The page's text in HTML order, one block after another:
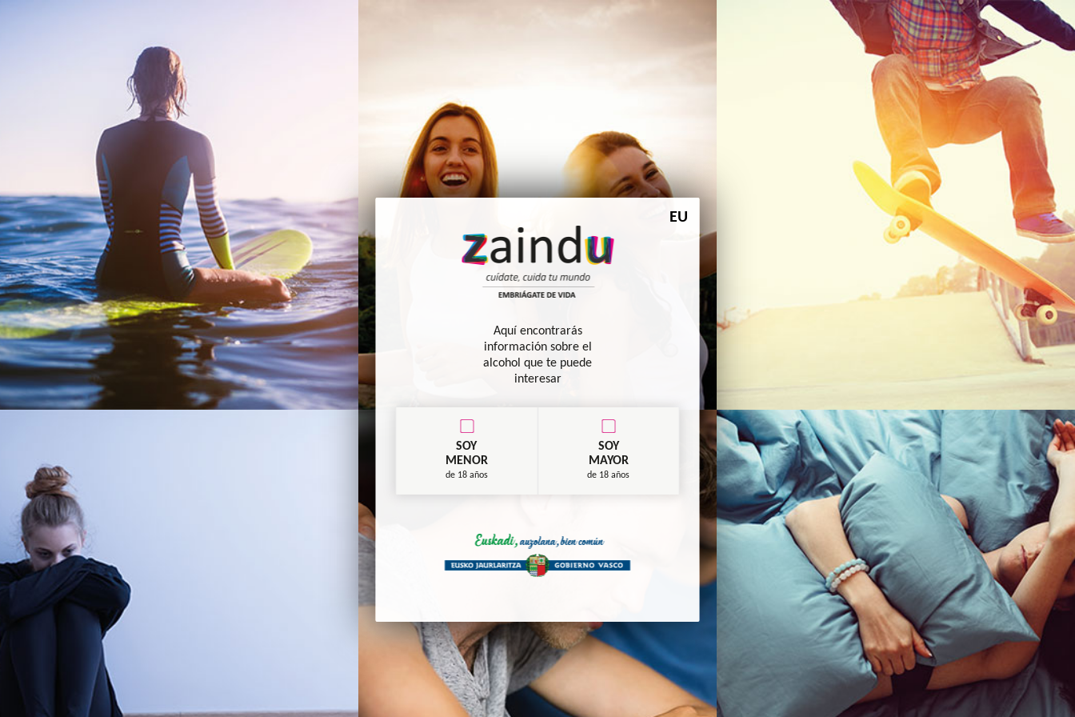
EU
Zaindu. Cuídate, Cuida tu
mundo. Embriágate de vida
Aquí encontrarás
información sobre el
alcohol que te puede
interesar
SOY
MENOR
de 18 años
SOY
MAYOR
de 18 años